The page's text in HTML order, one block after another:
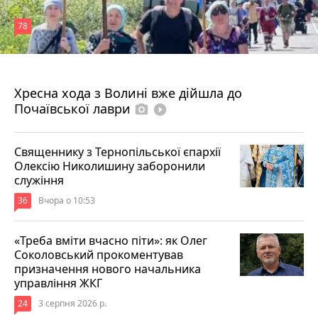
Хресна хода з Волині вже дійшла до
Почаївської лаври photo_camera play_circle_filled
78
Священнику з Тернопільської єпархії
Олексію Николишину заборонили
служіння
36 Вчора о 10:53
«Треба вміти вчасно піти»: як Олег
Соколовський прокоментував
призначення нового начальника
управління ЖКГ
24 3 серпня 2026 р.